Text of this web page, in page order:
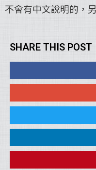
不會有中文說明的，
SHARE THIS POST